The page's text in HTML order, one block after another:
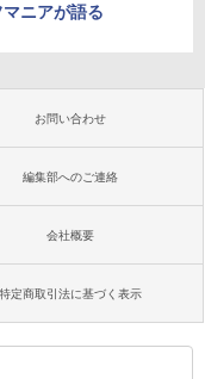
ニアが語る
お問い合わせ
編集部へのご連絡
会社概要
特定商取引法に基づく表示